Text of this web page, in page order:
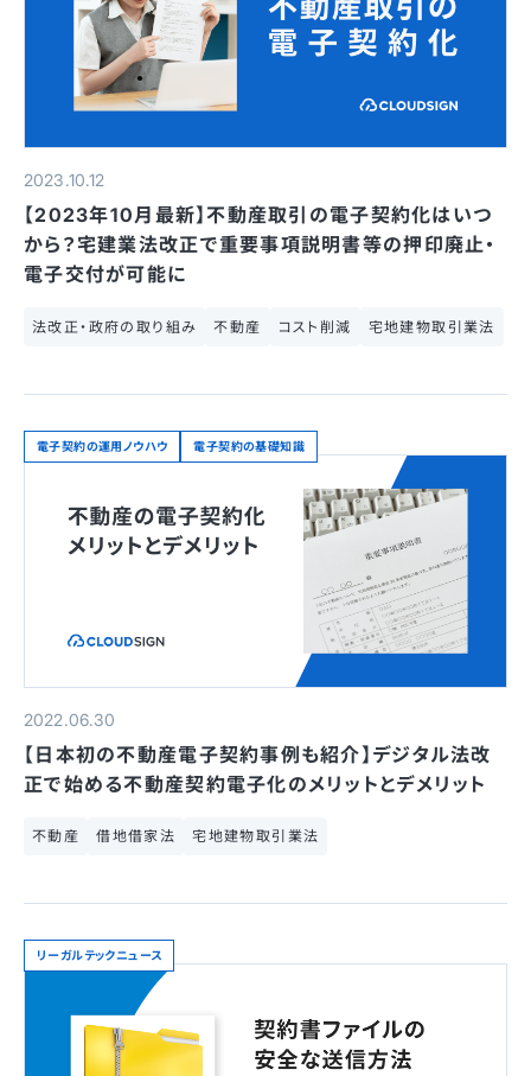
2023.10.12
【2023年10月最新】不動産取引の電子契約化はいつ
から？宅建業法改正で重要事項説明書等の押印廃止・
電子交付が可能に
法改正・政府の取り組み 不動産 コスト削減 宅地建物取引業法
電子契約の運用ノウハウ 電子契約の基礎知識
2022.06.30
【日本初の不動産電子契約事例も紹介】デジタル法改
正で始める不動産契約電子化のメリットとデメリット
不動産 借地借家法 宅地建物取引業法
リーガルテックニュース